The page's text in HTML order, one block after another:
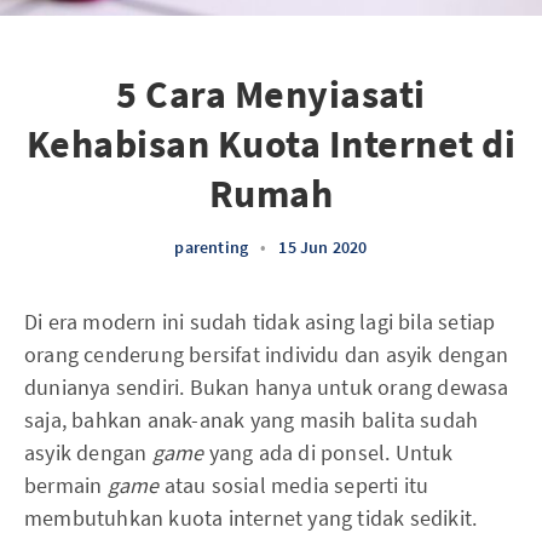
5 Cara Menyiasati
Kehabisan Kuota Internet di
Rumah
parenting • 15 Jun 2020
Di era modern ini sudah tidak asing lagi bila setiap
orang cenderung bersifat individu dan asyik dengan
dunianya sendiri. Bukan hanya untuk orang dewasa
saja, bahkan anak-anak yang masih balita sudah
asyik dengan gameyang ada di ponsel. Untuk
bermain gameatau sosial media seperti itu
membutuhkan kuota internet yang tidak sedikit.